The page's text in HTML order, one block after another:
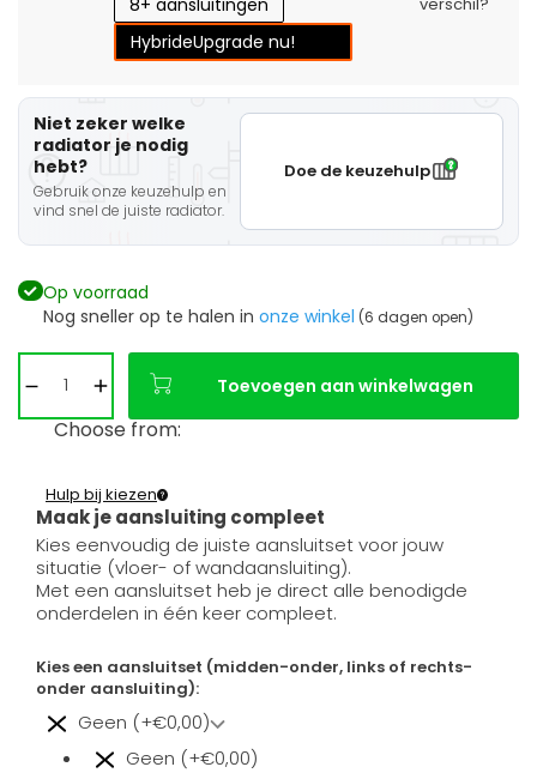
8+ aansluitingen
HybrideUpgrade nu!
verschil?
Niet zeker welke
radiator je nodig
hebt?
Gebruik onze keuzehulp en
vind snel de juiste radiator.
Doe de keuzehulp
Op voorraad
Nog sneller op te halen in onze winkel (6 dagen open)
Toevoegen aan winkelwagen
Choose from:
Maak je aansluiting compleet
Hulp bij kiezen
Kies eenvoudig de juiste aansluitset voor jouw
situatie (vloer- of wandaansluiting).
Met een aansluitset heb je direct alle benodigde
onderdelen in één keer compleet.
Kies een aansluitset (midden-onder, links of rechts-
onder aansluiting):
Geen (+€0,00)
Geen (+€0,00)